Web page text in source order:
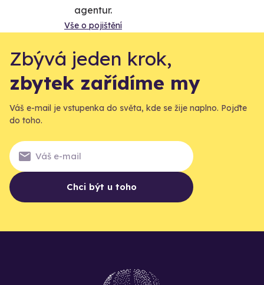
agentur.
Vše o pojištění
Zbývá jeden krok,
zbytek zařídíme my
Váš e-mail je vstupenka do světa, kde se žije naplno. Pojďte
do toho.
Chci být u toho